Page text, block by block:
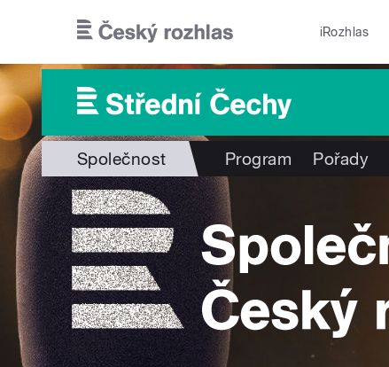
iRozhlas
Společnost Program Pořady